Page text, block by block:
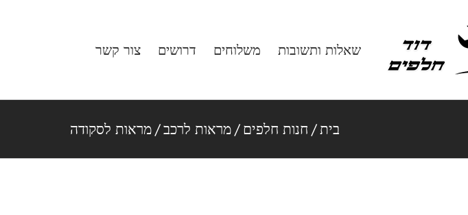
שאלות ותשובות משלוחים דרושים צור קשר
בית/ חנות חלפים /מראות לרכב/מראות לסקודה